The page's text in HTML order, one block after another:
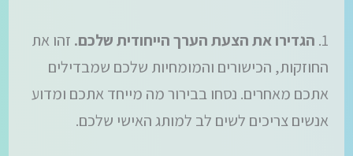
1. הגדירו את הצעת הערך הייחודית שלכם. זהו את
החוזקות, הכישורים והמומחיות שלכם שמבדילים
אתכם מאחרים. נסחו בבירור מה מייחד אתכם ומדוע
אנשים צריכים לשים לב למותג האישי שלכם.